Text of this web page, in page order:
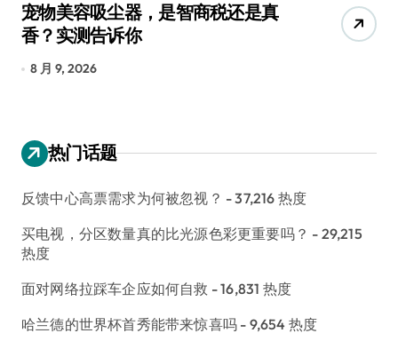
宠物美容吸尘器，是智商税还是真
香？实测告诉你
8 月 9, 2026
热门话题
反馈中心高票需求为何被忽视？ - 37,216 热度
买电视，分区数量真的比光源色彩更重要吗？ - 29,215
热度
面对网络拉踩车企应如何自救 - 16,831 热度
哈兰德的世界杯首秀能带来惊喜吗 - 9,654 热度